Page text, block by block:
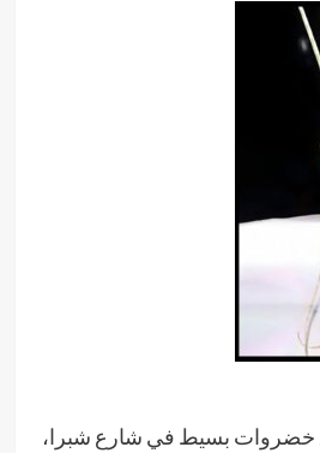
خضروات بسيط في شارع شبرا،